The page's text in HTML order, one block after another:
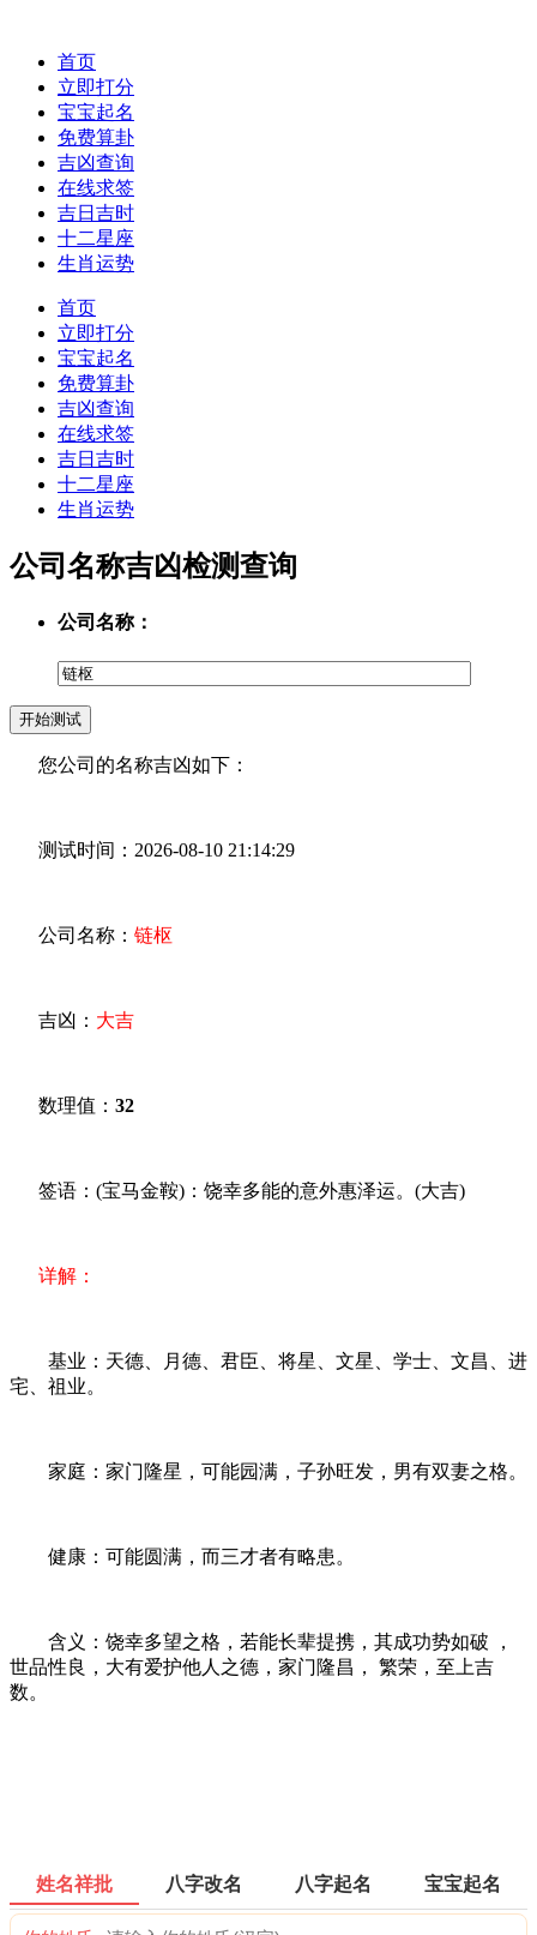
首页
立即打分
宝宝起名
免费算卦
吉凶查询
在线求签
吉日吉时
十二星座
生肖运势
首页
立即打分
宝宝起名
免费算卦
吉凶查询
在线求签
吉日吉时
十二星座
生肖运势
公司名称吉凶检测查询
公司名称：
您公司的名称吉凶如下：
测试时间：2026-08-10 21:14:29
公司名称： 链枢
吉凶： 大吉
数理值： 32
签语：(宝马金鞍)：饶幸多能的意外惠泽运。(大吉)
详解：
基业：天德、月德、君臣、将星、文星、学士、文昌、进
宅、祖业。
家庭：家门隆星，可能园满，子孙旺发，男有双妻之格。
健康：可能圆满，而三才者有略患。
含义：饶幸多望之格，若能长辈提携，其成功势如破 ，
世品性良，大有爱护他人之德，家门隆昌， 繁荣，至上吉
数。
姓名祥批 八字改名 八字起名 宝宝起名